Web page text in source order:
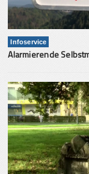
Infoservice
Alarmierende